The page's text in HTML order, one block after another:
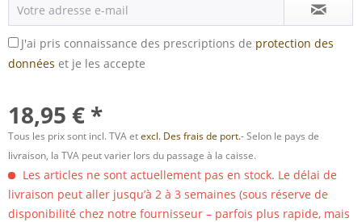
J'ai pris connaissance des prescriptions de protection des
données et je les accepte
18,95 € *
Tous les prix sont incl. TVA etexcl. Des frais de port.- Selon le pays de
livraison, la TVA peut varier lors du passage à la caisse.
Les articles ne sont actuellement pas en stock. Le délai de
livraison peut aller jusqu’à 2 à 3 semaines (sous réserve de
disponibilité chez notre fournisseur – parfois plus rapide, mais